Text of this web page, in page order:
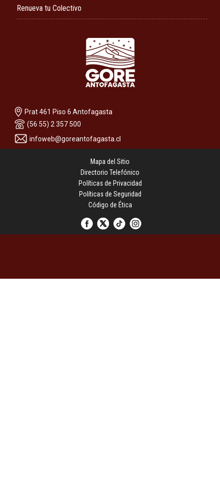
Renueva tu Colectivo
Prat 461 Piso 6 Antofagasta
(56 55) 2 357 500
infoweb@goreantofagasta.cl
Mapa del Sitio
Directorio Telefónico
Políticas de Privacidad
Políticas de Seguridad
Código de Ética